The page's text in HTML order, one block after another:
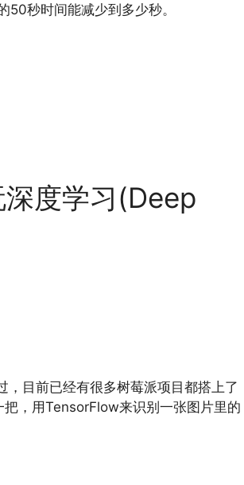
50秒时间能减少到多少秒。
度学习(Deep
目前已经有很多树莓派项目都搭上了
，用TensorFlow来识别一张图片里的